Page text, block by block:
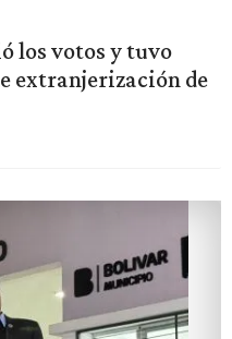
los votos y tuvo
extranjerización de